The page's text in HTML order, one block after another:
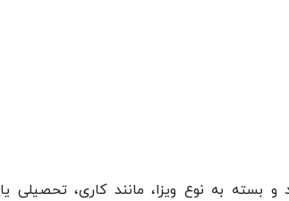
به نوع ویزا، مانند کاری، تحصیلی یا